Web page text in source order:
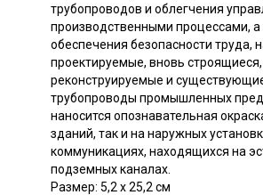
трубопроводов и облегчения
производственными процессами, а
обеспечения безопасности труда,
проектируемые, вновь строящиеся,
реконструируемые и
трубопроводы промышленных
наносится опознавательная
зданий, так и на наружных
коммуникациях, находящихся на
подземных каналах.
Размер: 5,2 х 25,2 см